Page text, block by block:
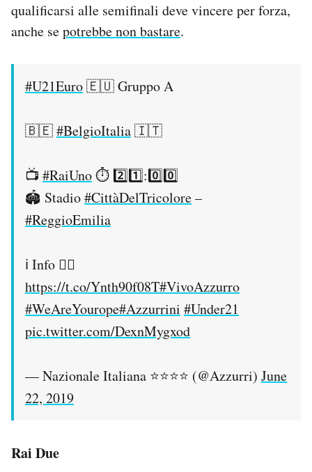
qualificarsi alle semifinali deve vincere per forza,
anche sepotrebbe non bastare.
#U21Euro🇪🇺 Gruppo A
🇧🇪#BelgioItalia🇮🇹
📺 #RaiUno⏱️ 2️⃣1️⃣:0️⃣0️⃣
🏟️ Stadio#CittàDelTricolore–
#ReggioEmilia
ℹ️ Info 👉🏻
https://t.co/Ynth90f08T#VivoAzzurro
#WeAreYourope#Azzurrini #Under21
pic.twitter.com/DexnMygxod
— Nazionale Italiana ⭐️⭐️⭐️⭐️ (@Azzurri) June
22, 2019
Rai Due